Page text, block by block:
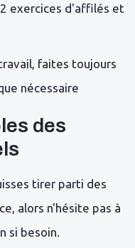
exercices d'affilés et
faites toujours
nécessaire
des
tirer parti des
alors n'hésite pas à
si besoin.